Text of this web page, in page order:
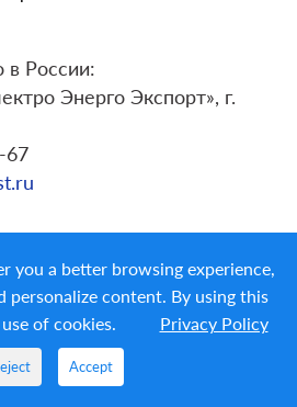
в России:
Энерго Экспорт», г.
67
CO. LTD.
All Rights
you a better browsing experience,
personalize content. By using this
use of cookies. Privacy Policy
Accept